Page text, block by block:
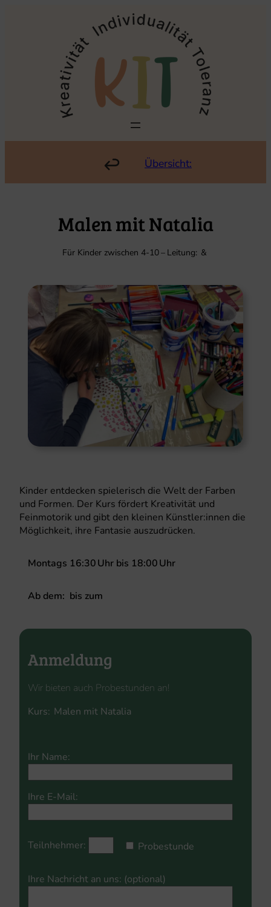
Übersicht:
Malen mit Natalia
Für Kinder zwischen 4-10– Leitung: &
Kinder entdecken spielerisch die Welt der Farben
und Formen. Der Kurs fördert Kreativität und
Feinmotorik und gibt den kleinen Künstler:innen die
Möglichkeit, ihre Fantasie auszudrücken.
Montags 16:30Uhr bis 18:00Uhr
Ab dem: bis zum
Anmeldung
Wir bieten auch Probestunden an!
Kurs:
this
leave
empty.
Ihr Name:
Ihre E-Mail:
Teilnhehmer: Probestunde
Ihre Nachricht an uns: (optional)